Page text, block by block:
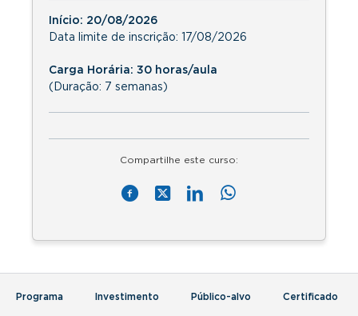
Início: 20/08/2026
Data limite de inscrição: 17/08/2026
Carga Horária: 30 horas/aula
(Duração: 7 semanas)
Compartilhe este curso:
Programa Investimento Público-alvo Certificado